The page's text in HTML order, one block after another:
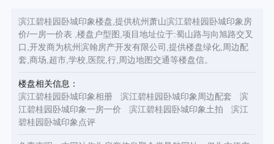
滨江碧桂园卧城印象楼盘,提供杭州萧山滨江碧桂园卧城印象房
价/一房一价表 ,楼盘户型图,项目地址位于:蜀山路与向旭路交叉
口,开发商为杭州滨翰房产开发有限公司,提供楼盘绿化,周边配
套,商场,超市,学校,医院,行,周边地图交通等楼盘信。
楼盘相关信息：
滨江碧桂园卧城印象相册
滨江碧桂园卧城印象周边配套
滨
江碧桂园卧城印象一房一价
滨江碧桂园卧城印象土拍
滨江
碧桂园卧城印象点评